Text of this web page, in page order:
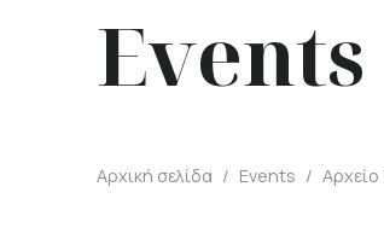
Events
Αρχική σελίδα / Events /